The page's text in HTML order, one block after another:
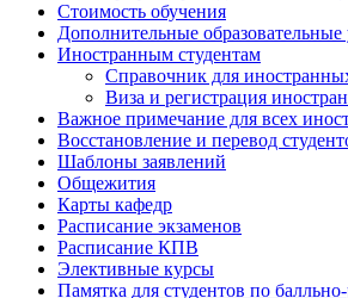
Стоимость обучения
Дополнительные образовательные
Иностранным студентам
Справочник для
Виза и регистрация
Важное примечание для всех
Восстановление и перевод
Шаблоны заявлений
Общежития
Карты кафедр
Расписание экзаменов
Расписание КПВ
Элективные курсы
Памятка для студентов по